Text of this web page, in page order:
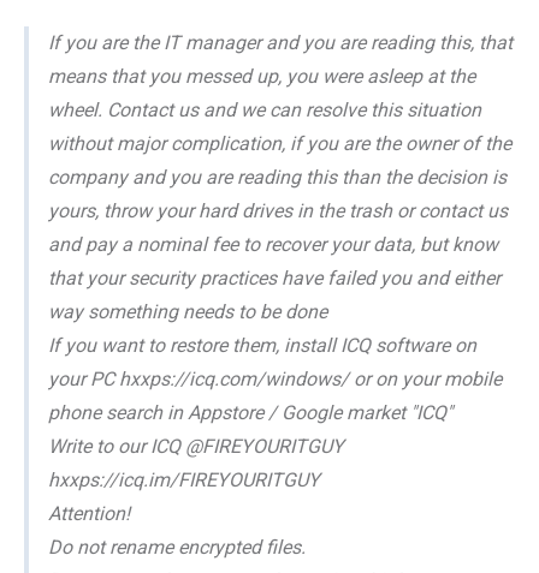
If you are the IT manager and you are reading this, that
means that you messed up, you were asleep at the
wheel. Contact us and we can resolve this situation
without major complication, if you are the owner of the
company and you are reading this than the decision is
yours, throw your hard drives in the trash or contact us
and pay a nominal fee to recover your data, but know
that your security practices have failed you and either
way something needs to be done
If you want to restore them, install ICQ software on
your PC hxxps://icq.com/windows/ or on your mobile
phone search in Appstore / Google market "ICQ"
Write to our ICQ @FIREYOURITGUY
hxxps://icq.im/FIREYOURITGUY
Attention!
Do not rename encrypted files.